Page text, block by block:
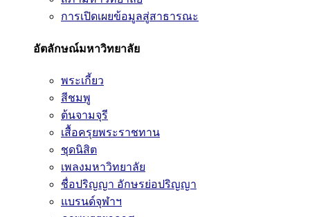
การเปิดเผยข้อมูลสู่สาธารณะ
อัตลักษณ์มหาวิทยาลัย
พระเกี้ยว
สีชมพู
ต้นจามจุรี
เสื้อครุยพระราชทาน
ชุดนิสิต
เพลงมหาวิทยาลัย
ชื่อปริญญา อักษรย่อปริญญา
แบรนด์จุฬาฯ